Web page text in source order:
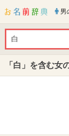
男
「白」を含む女